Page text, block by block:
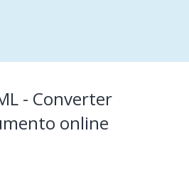
- Converter
online